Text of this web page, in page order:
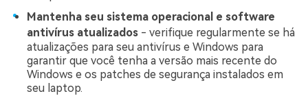
Mantenha seu sistema operacional e software
antivírus atualizados - verifique regularmente se há
atualizações para seu antivírus e Windows para
garantir que você tenha a versão mais recente do
Windows e os patches de segurança instalados em
seu laptop.